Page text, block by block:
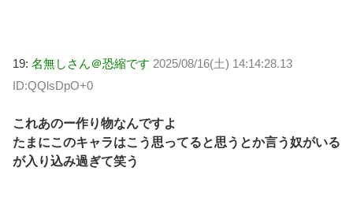
19: 名無しさん＠恐縮です 2025/08/16(土) 14:14:28.13
ID:QQlsDpO+0
これあのー作り物なんですよ
たまにこのキャラはこう思ってると思うとか言う奴がいる
が入り込み過ぎて笑う